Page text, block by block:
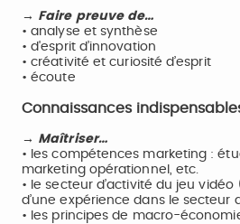
→ Faire preuve de…
• analyse et synthèse
• d'esprit d’innovation
• créativité et curiosité d’esprit
• écoute
Connaissances
→ Maîtriser…
• les compétences marketing :
marketing opérationnel, etc.
• le secteur d’activité du jeu
d’une expérience dans le secteur
• les principes de macro-